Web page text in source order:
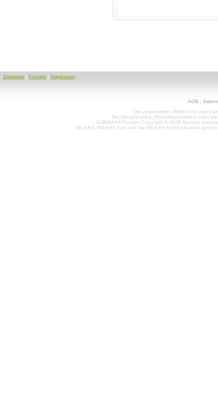
Startseite | Kontakt | Impressum
AGB |
Die verwendeten Bilder und Logos
Der Shopbetreiber (Franchisenehmer) nutzt
SUBWAY® Pictures Copyright © 2026 Doctor's
MILKA®, MILKA® Kuh und die MILKA® Farbe Lila sind